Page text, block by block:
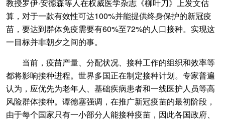
教授罗伊·安德森等人在权威医学杂志《柳叶刀》上发文估
算，对于一款有效性可达100%并能提供终身保护的新冠疫
苗，要达到群体免疫需要有60%至72%的人口接种。实现这
一目标并非朝夕之间的事。
当前，疫苗产量、分配状况、接种工作的组织和效率等
都将影响接种进程。世界多国正在制定接种计划。专家普遍
认为，应优先为老年人、基础疾病患者和一线医护人员等高
风险群体接种。谭德塞强调，在推广新冠疫苗的最初阶段，
由于每个国家只有一小部分人能接种疫苗，因此各国政府、